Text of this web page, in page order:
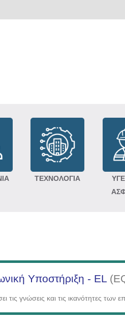
ΤΕΧΝΟΛΟΓΙΑ
Υποστήριξη - EL
τις γνώσεις και τις ικανότητες των